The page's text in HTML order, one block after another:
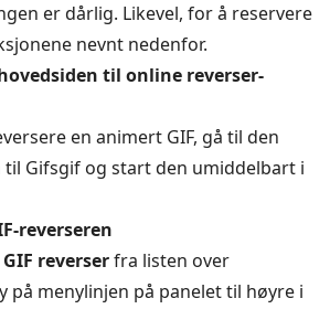
er dårlig. Likevel, for å reservere
nevnt nedenfor.
til online reverser-
en animert GIF, gå til den
Gifsgif og start den umiddelbart i
reverseren
GIF reverserfra listen over
på menylinjen på panelet til høyre i